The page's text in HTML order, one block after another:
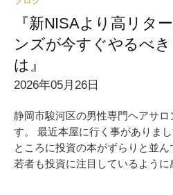
『新NISAより高リタ
ンズが今すぐやるべ
は』
2026年05月26日
静岡市駿河区の男性専門ヘアサロ
す。 最近本屋に行く事がありま
ところに投資の本がずらりと並
若者も投資に注目しているように